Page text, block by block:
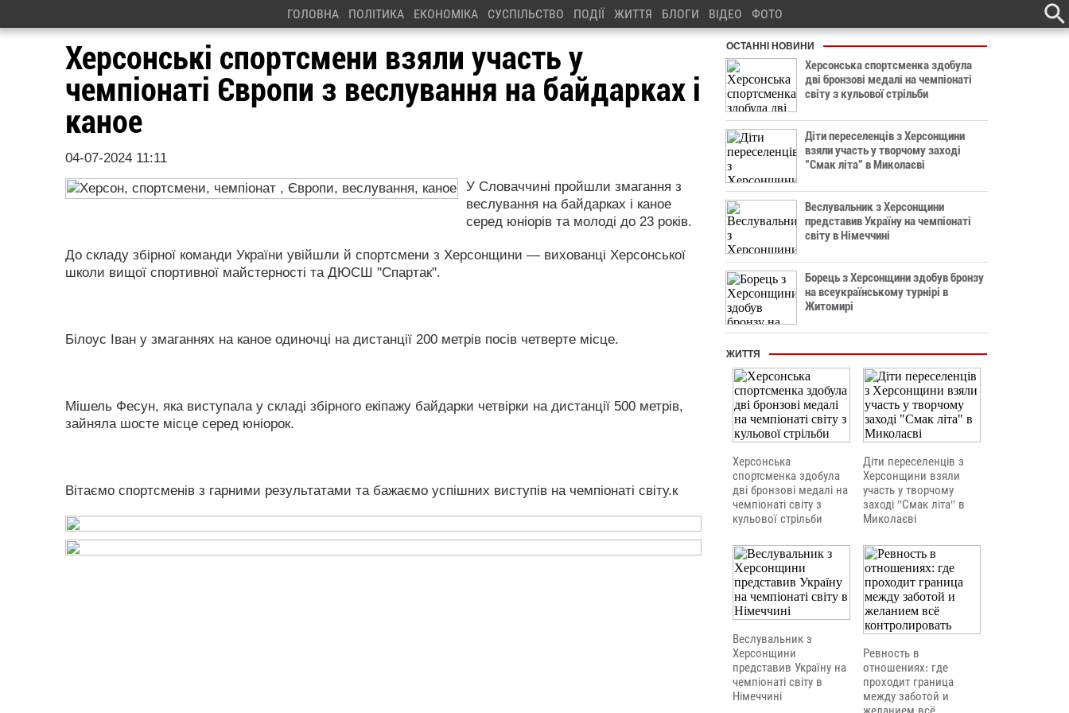
ГОЛОВНА ПОЛІТИКА ЕКОНОМІКА СУСПІЛЬСТВО ПОДІЇ ЖИТТЯ БЛОГИ ВІДЕО ФОТО
Херсонські спортсмени взяли участь у
чемпіонаті Європи з веслування на байдарках і
каное
04-07-2024 11:11
У Словаччині пройшли змагання з
веслування на байдарках і каное
серед юніорів та молоді до 23 років.
До складу збірної команди України увійшли й спортсмени з Херсонщини — вихованці Херсонської
школи вищої спортивної майстерності та ДЮСШ "Спартак".
Білоус Іван у змаганнях на каное одиночці на дистанції 200 метрів посів четверте місце.
Мішель Фесун, яка виступала у складі збірного екіпажу байдарки четвірки на дистанції 500 метрів,
зайняла шосте місце серед юніорок.
Вітаємо спортсменів з гарними результатами та бажаємо успішних виступів на чемпіонаті світу.к
ОСТАННІ НОВИНИ
Херсонська спортсменка здобула
дві бронзові медалі на чемпіонаті
світу з кульової стрільби
Діти переселенців з Херсонщини
взяли участь у творчому заході
"Смак літа" в Миколаєві
Веслувальник з Херсонщини
представив Україну на чемпіонаті
світу в Німеччині
Борець з Херсонщини здобув бронзу
на всеукраїнському турнірі в
Житомирі
ЖИТТЯ
Херсонська
спортсменка здобула
дві бронзові медалі на
чемпіонаті світу з
кульової стрільби
Діти переселенців з
Херсонщини взяли
участь у творчому
заході "Смак літа" в
Миколаєві
Веслувальник з
Херсонщини
представив Україну на
чемпіонаті світу в
Німеччині
Ревность в
отношениях: где
проходит граница
между заботой и